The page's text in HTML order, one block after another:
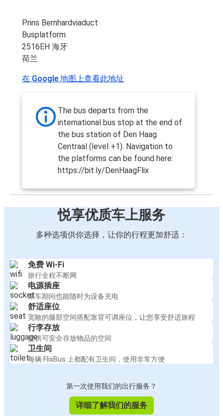
Prins Bernhardviaduct
Busplatform
2516EH 海牙
荷兰
在 Google 地图上查看此地址
The bus departs from the
international bus stop at the end of
the bus station of Den Haag
Centraal (level +1). Navigation to
the platforms can be found here:
https://bit.ly/DenHaagFlix
悦享优质车上服务
多种选项供你选择，让你的行程更加舒适：
免费 Wi-Fi
旅行全程不断网
电源插座
乘车期间也能随时为设备充电
舒适座位
宽敞的腿部空间搭配靠背可调座位，让您享受舒适旅程
行李存放
提供可安全存放物品的空间
卫生间
每辆 FlixBus 上都配有卫生间，使用非常方便
第一次使用我们的出行服务？
详细了解我们的服务